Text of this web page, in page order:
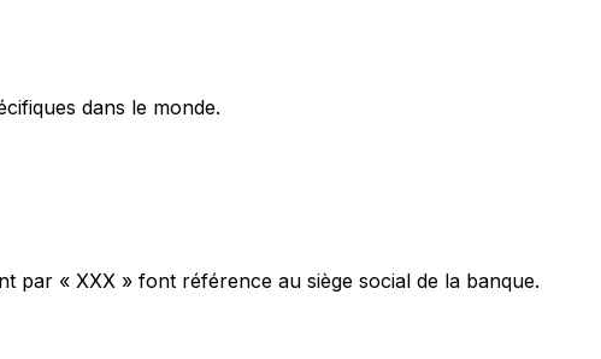
dans le monde.
par « XXX » font référence au siège social de la banque.